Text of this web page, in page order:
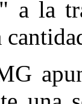
a la